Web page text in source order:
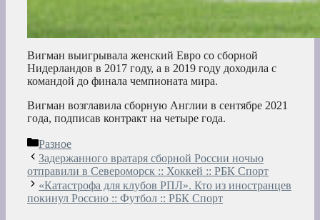
Вигман выигрывала женский Евро со сборной
Нидерландов в 2017 году, а в 2019 году доходила с
командой до финала чемпионата мира.
Вигман возглавила сборную Англии в сентябре 2021
года, подписав контракт на четыре года.
Рубрики
Разное
Задержанного вратаря сборной России ночью
отправили в Североморск :: Хоккей :: РБК Спорт
«Катастрофа для клубов РПЛ». Кто из иностранцев
покинул Россию :: Футбол :: РБК Спорт